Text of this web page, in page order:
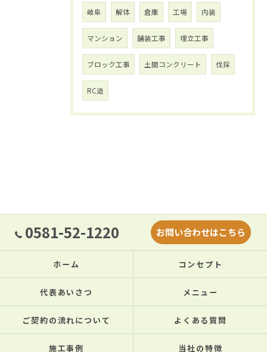
岐阜 解体 倉庫 工場 内装
マンション 舗装工事 埋立工事
ブロック工事 土間コンクリート 伐採
RC造
0581-52-1220 お問い合わせはこちら
ホーム コンセプト
代表あいさつ メニュー
ご契約の流れについて よくある質問
施工事例 当社の特徴